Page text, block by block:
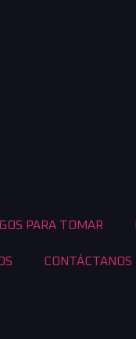
PARA TOMAR
CONTÁCTANOS